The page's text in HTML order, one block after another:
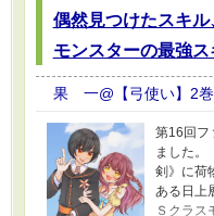
偶然見つけたスキ
モンスターの最強
果 一@【弓使い】2巻
第16回フ
ました
剣》に荷
ある日上
Ｓクラス